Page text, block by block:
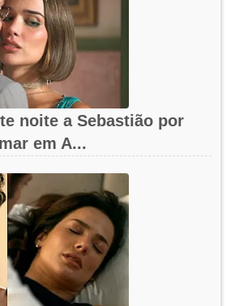
noite a Sebastião por
em A...